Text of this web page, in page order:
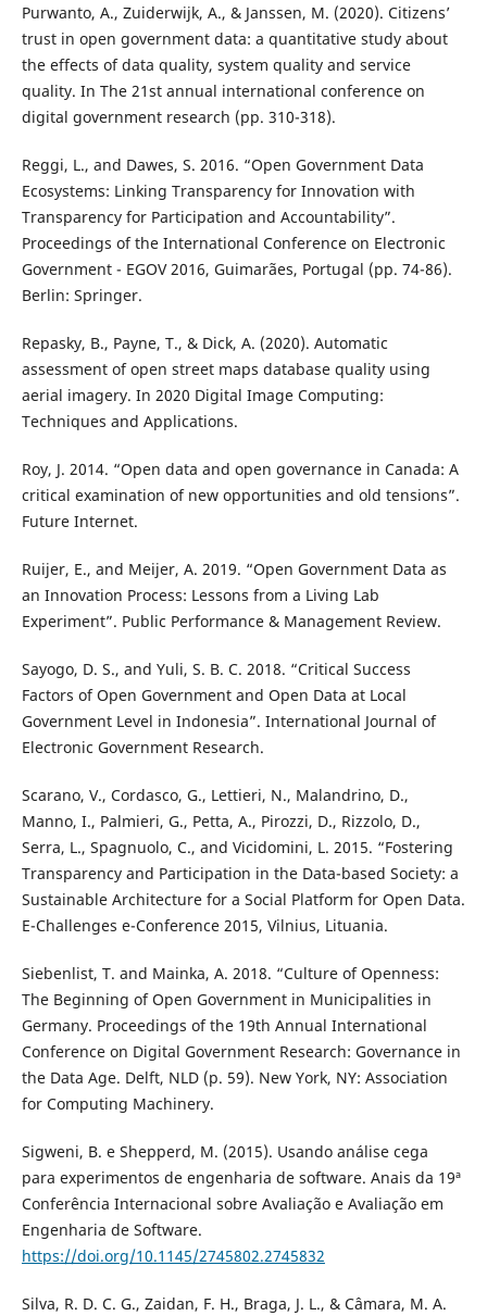
Purwanto, A., Zuiderwijk, A., & Janssen, M. (2020). Citizens’
trust in open government data: a quantitative study about
the effects of data quality, system quality and service
quality. In The 21st annual international conference on
digital government research (pp. 310-318).
Reggi, L., and Dawes, S. 2016. “Open Government Data
Ecosystems: Linking Transparency for Innovation with
Transparency for Participation and Accountability”.
Proceedings of the International Conference on Electronic
Government - EGOV 2016, Guimarães, Portugal (pp. 74-86).
Berlin: Springer.
Repasky, B., Payne, T., & Dick, A. (2020). Automatic
assessment of open street maps database quality using
aerial imagery. In 2020 Digital Image Computing:
Techniques and Applications.
Roy, J. 2014. “Open data and open governance in Canada: A
critical examination of new opportunities and old tensions”.
Future Internet.
Ruijer, E., and Meijer, A. 2019. “Open Government Data as
an Innovation Process: Lessons from a Living Lab
Experiment”. Public Performance & Management Review.
Sayogo, D. S., and Yuli, S. B. C. 2018. “Critical Success
Factors of Open Government and Open Data at Local
Government Level in Indonesia”. International Journal of
Electronic Government Research.
Scarano, V., Cordasco, G., Lettieri, N., Malandrino, D.,
Manno, I., Palmieri, G., Petta, A., Pirozzi, D., Rizzolo, D.,
Serra, L., Spagnuolo, C., and Vicidomini, L. 2015. “Fostering
Transparency and Participation in the Data-based Society: a
Sustainable Architecture for a Social Platform for Open Data.
E-Challenges e-Conference 2015, Vilnius, Lituania.
Siebenlist, T. and Mainka, A. 2018. “Culture of Openness:
The Beginning of Open Government in Municipalities in
Germany. Proceedings of the 19th Annual International
Conference on Digital Government Research: Governance in
the Data Age. Delft, NLD (p. 59). New York, NY: Association
for Computing Machinery.
Sigweni, B. e Shepperd, M. (2015). Usando análise cega
para experimentos de engenharia de software. Anais da 19ª
Conferência Internacional sobre Avaliação e Avaliação em
Engenharia de Software.
https://doi.org/10.1145/2745802.2745832
Silva, R. D. C. G., Zaidan, F. H., Braga, J. L., & Câmara, M. A.